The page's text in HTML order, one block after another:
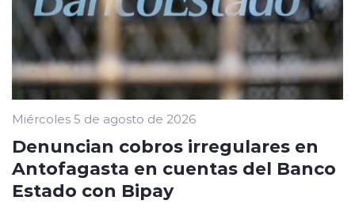
Miércoles 5 de agosto de 2026
Denuncian cobros irregulares en
Antofagasta en cuentas del Banco
Estado con Bipay